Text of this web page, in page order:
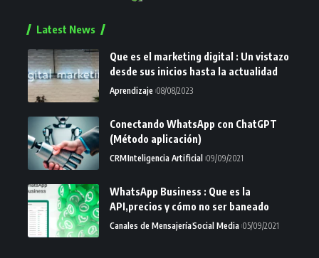
Latest News
Que es el marketing digital : Un vistazo
desde sus inicios hasta la actualidad
Aprendizaje 08/08/2023
Conectando WhatsApp con ChatGPT
(Método aplicación)
CRMInteligencia Artificial 09/09/2021
WhatsApp Business : Que es la
API,precios y cómo no ser baneado
Canales de MensajeríaSocial Media 05/09/2021